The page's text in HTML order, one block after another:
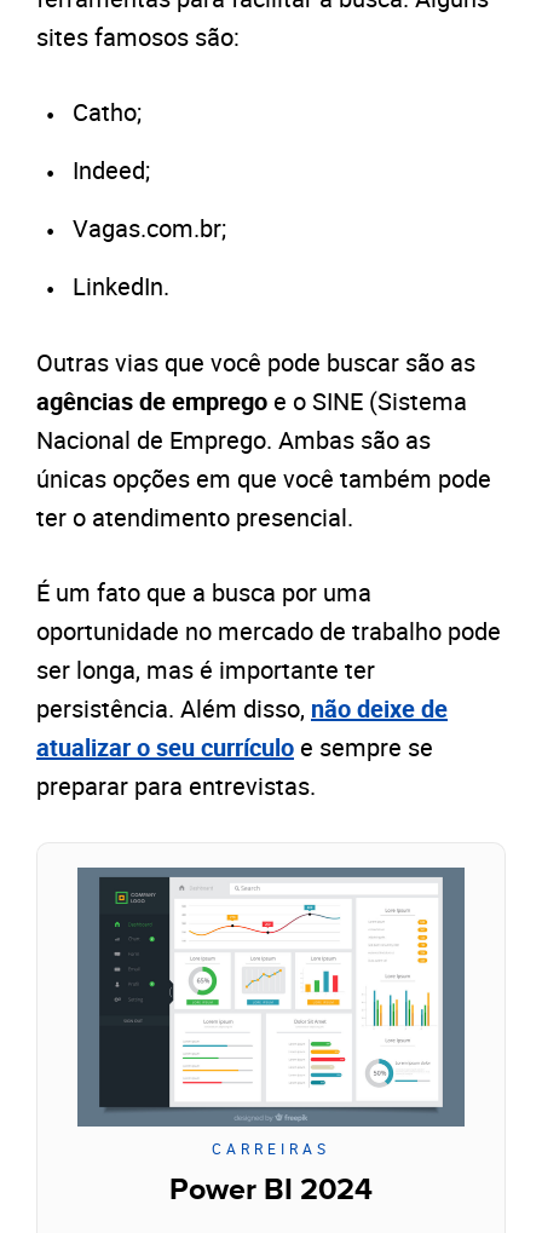
sites famosos são:
Catho;
Indeed;
Vagas.com.br;
LinkedIn.
Outras vias que você pode buscar são as
agências de emprego e o SINE (Sistema
Nacional de Emprego. Ambas são as
únicas opções em que você também pode
ter o atendimento presencial.
É um fato que a busca por uma
oportunidade no mercado de trabalho pode
ser longa, mas é importante ter
persistência. Além disso, não deixe de
atualizar o seu currículo e sempre se
preparar para entrevistas.
CARREIRAS
Power BI 2024